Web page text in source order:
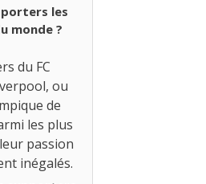
les
monde ?
du FC
ou
de
les plus
passion
inégalés.